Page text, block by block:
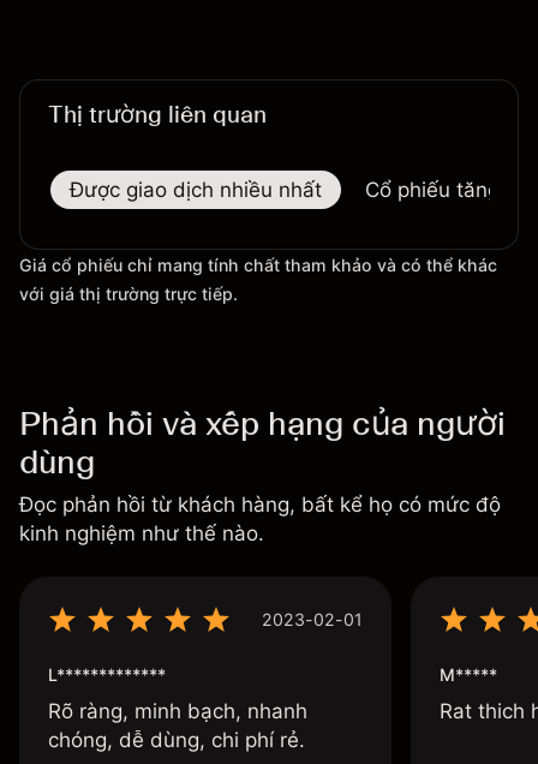
Thị trường liên quan
Được giao dịch nhiều nhất Cổ phiếu tăng
Giá cổ phiếu chỉ mang tính chất tham khảo và có thể khác
với giá thị trường trực tiếp.
Phản hồi và xếp hạng của người
dùng
Đọc phản hồi từ khách hàng, bất kể họ có mức độ
kinh nghiệm như thế nào.
2023-02-01
L*************
Rõ ràng, minh bạch, nhanh
chóng, dễ dùng, chi phí rẻ.
M*****
Rat thich